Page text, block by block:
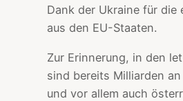
Dank der Ukraine für die
aus den EU-Staaten.
Zur Erinnerung, in den
sind bereits Milliarden
und vor allem auch